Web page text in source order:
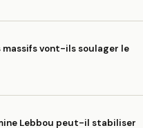
massifs vont-ils soulager le
Lebbou peut-il stabiliser